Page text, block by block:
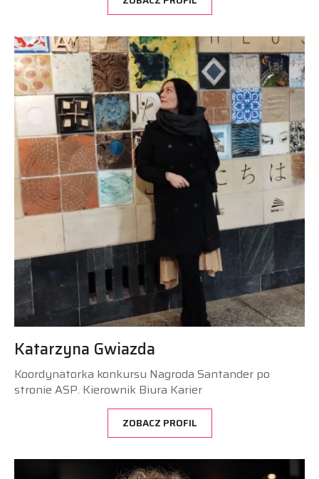
Katarzyna Gwiazda
Koordynatorka konkursu Nagroda Santander po
stronie ASP. Kierownik Biura Karier
ZOBACZ PROFIL